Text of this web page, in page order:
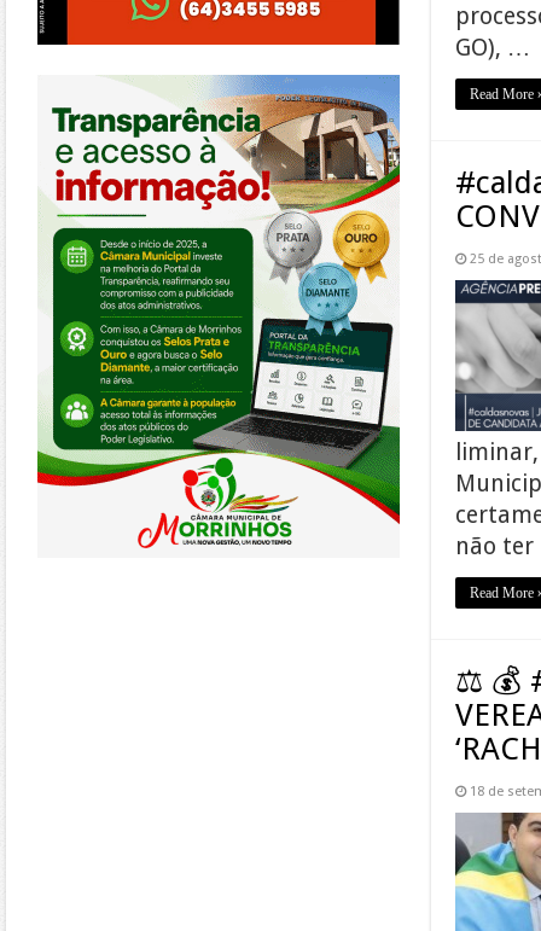
GO), …
Read More
25 de
não ter
Read More
⚖ 💰
18 de
https://morrinhos.go.leg.br/